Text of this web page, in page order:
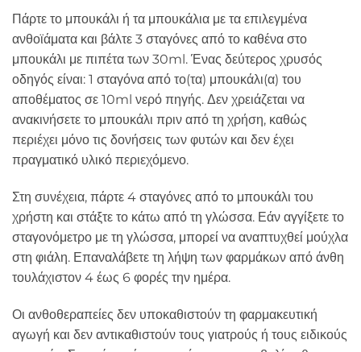
Πάρτε το μπουκάλι ή τα μπουκάλια με τα επιλεγμένα
ανθοϊάματα και βάλτε 3 σταγόνες από το καθένα στο
μπουκάλι με πιπέτα των 30ml. Ένας δεύτερος χρυσός
οδηγός είναι: 1 σταγόνα από το(τα) μπουκάλι(α) του
αποθέματος σε 10ml νερό πηγής. Δεν χρειάζεται να
ανακινήσετε το μπουκάλι πριν από τη χρήση, καθώς
περιέχει μόνο τις δονήσεις των φυτών και δεν έχει
πραγματικό υλικό περιεχόμενο.
Στη συνέχεια, πάρτε 4 σταγόνες από το μπουκάλι του
χρήστη και στάξτε το κάτω από τη γλώσσα. Εάν αγγίξετε το
σταγονόμετρο με τη γλώσσα, μπορεί να αναπτυχθεί μούχλα
στη φιάλη. Επαναλάβετε τη λήψη των φαρμάκων από άνθη
τουλάχιστον 4 έως 6 φορές την ημέρα.
Οι ανθοθεραπείες δεν υποκαθιστούν τη φαρμακευτική
αγωγή και δεν αντικαθιστούν τους γιατρούς ή τους ειδικούς